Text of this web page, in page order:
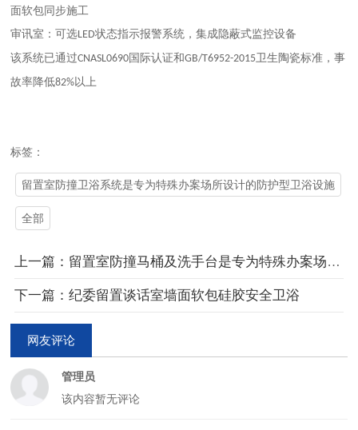
面软包同步施工‌
‌审讯室‌：可选LED状态指示报警系统，集成隐蔽式监控设备‌
该系统已通过CNASL0690 国际认证和GB/T6952-2015卫生陶瓷标准，事
故率降低82%以上‌
标签：
留置室防撞卫浴系统是专为特殊办案场所设计的防护型卫浴设施
全部
上一篇：留置室防撞马桶及洗手台是专为特殊办案场所设计的安全防护卫浴设施
下一篇：纪委留置谈话室墙面软包硅胶安全卫浴
网友评论
管理员
该内容暂无评论